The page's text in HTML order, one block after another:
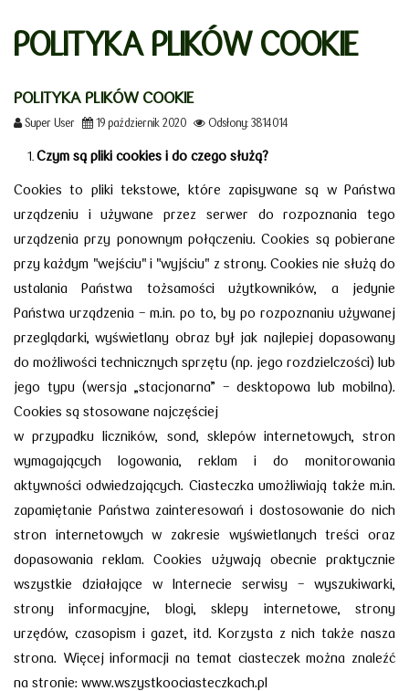
POLITYKA PLIKÓW COOKIE
POLITYKA PLIKÓW COOKIE
Super User 19 październik 2020 Odsłony: 3814014
Czym są pliki cookies i do czego służą?
Cookies to pliki tekstowe, które zapisywane są w Państwa
urządzeniu i używane przez serwer do rozpoznania tego
urządzenia przy ponownym połączeniu. Cookies są pobierane
przy każdym "wejściu" i "wyjściu" z strony. Cookies nie służą do
ustalania Państwa tożsamości użytkowników, a jedynie
Państwa urządzenia - m.in. po to, by po rozpoznaniu używanej
przeglądarki, wyświetlany obraz był jak najlepiej dopasowany
do możliwości technicznych sprzętu (np. jego rozdzielczości) lub
jego typu (wersja „stacjonarna” - desktopowa lub mobilna).
Cookies są stosowane najczęściej
w przypadku liczników, sond, sklepów internetowych, stron
wymagających logowania, reklam i do monitorowania
aktywności odwiedzających. Ciasteczka umożliwiają także m.in.
zapamiętanie Państwa zainteresowań i dostosowanie do nich
stron internetowych w zakresie wyświetlanych treści oraz
dopasowania reklam. Cookies używają obecnie praktycznie
wszystkie działające w Internecie serwisy - wyszukiwarki,
strony informacyjne, blogi, sklepy internetowe, strony
urzędów, czasopism i gazet, itd. Korzysta z nich także nasza
strona. Więcej informacji na temat ciasteczek można znaleźć
na stronie: www.wszystkoociasteczkach.pl